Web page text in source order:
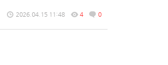
2026.04.15 11:48 4 0